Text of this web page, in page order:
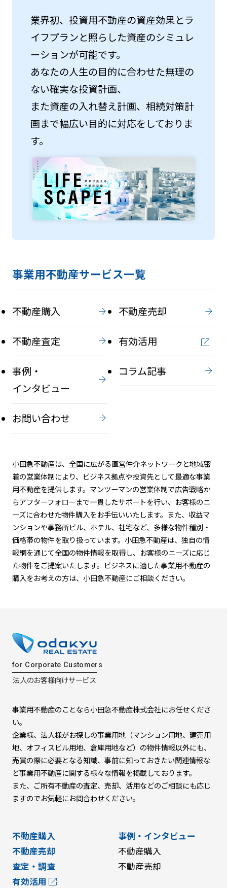
業界初、投資用不動産の資産効果とラ
イフプランと照らした資産のシミュレ
ーションが可能です。
あなたの人生の目的に合わせた無理の
ない確実な投資計画、
また資産の入れ替え計画、相続対策計
画まで幅広い目的に対応をしておりま
す。
事業用不動産サービス一覧
不動産購入 不動産売却
不動産査定 有効活用
事例・
インタビュー
コラム記事
お問い合わせ
小田急不動産は、全国に広がる直営仲介ネットワークと地域密
着の営業体制により、ビジネス拠点や投資先として最適な事業
用不動産を提供します。マンツーマンの営業体制で広告戦略か
らアフターフォローまで一貫したサポートを行い、お客様のニ
ーズに合わせた物件購入をお手伝いいたします。また、収益マ
ンションや事務所ビル、ホテル、社宅など、多様な物件種別・
価格帯の物件を取り扱っています。小田急不動産は、独自の情
報網を通じて全国の物件情報を取得し、お客様のニーズに応じ
た物件をご提案いたします。ビジネスに適した事業用不動産の
購入をお考えの方は、小田急不動産にご相談ください。
for Corporate Customers
法人のお客様向けサービス
事業用不動産のことなら小田急不動産株式会社にお任せくださ
い。
企業様、法人様がお探しの事業用地（マンション用地、建売用
地、オフィスビル用地、倉庫用地など）の物件情報以外にも、
売買の際に必要となる知識、事前に知っておきたい関連情報な
ど事業用不動産に関する様々な情報を掲載しております。
また、ご所有不動産の査定、売却、活用などのご相談にも応じ
ますのでお気軽にお問合わせください。
不動産購入
不動産売却
査定・調査
有効活用
事例・インタビュー
不動産購入
不動産売却